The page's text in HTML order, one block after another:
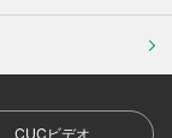
CUCビデオ